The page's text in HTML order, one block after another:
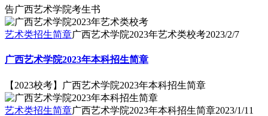
告广西艺术学院考生书
艺术类招生简章广西艺术学院2023年艺术类校考2023/2/7
广西艺术学院2023年本科招生简章
【2023校考】广西艺术学院2023年本科招生简章
艺术类招生简章广西艺术学院2023年本科招生简章2023/1/11